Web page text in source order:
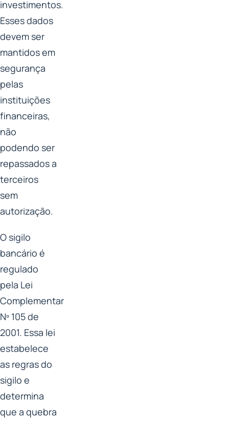
investimentos.
Esses dados
devem ser
mantidos em
segurança
pelas
instituições
financeiras,
não
podendo ser
repassados a
terceiros
sem
autorização.
O sigilo
bancário é
regulado
pela Lei
Complementar
Nº 105 de
2001. Essa lei
estabelece
as regras do
sigilo e
determina
que a quebra